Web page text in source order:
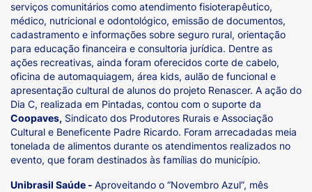
serviços comunitários como atendimento fisioterapêutico,
médico, nutricional e odontológico, emissão de documentos,
cadastramento e informações sobre seguro rural, orientação
para educação financeira e consultoria jurídica. Dentre as
ações recreativas, ainda foram oferecidos corte de cabelo,
oficina de automaquiagem, área kids, aulão de funcional e
apresentação cultural de alunos do projeto Renascer. A ação do
Dia C, realizada em Pintadas, contou com o suporte da
Coopaves, Sindicato dos Produtores Rurais e Associação
Cultural e Beneficente Padre Ricardo. Foram arrecadadas meia
tonelada de alimentos durante os atendimentos realizados no
evento, que foram destinados às famílias do município.
Unibrasil Saúde - Aproveitando o “Novembro Azul”, mês